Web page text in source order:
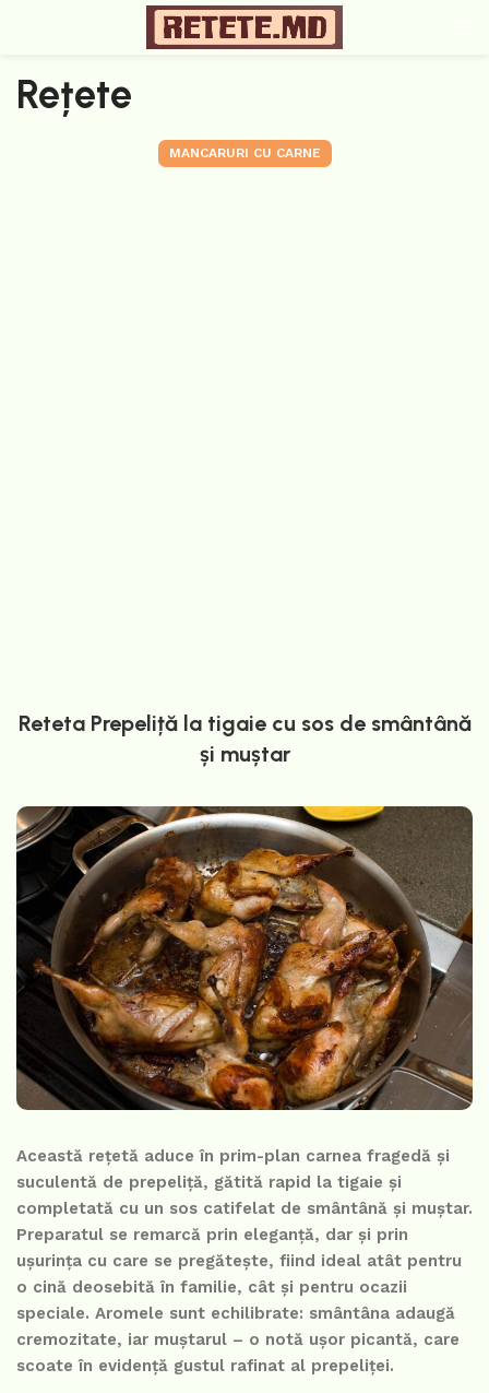
Rețete
MANCARURI CU CARNE
Reteta Prepeliță la tigaie cu sos de smântână
și muștar
Această rețetă aduce în prim-plan carnea fragedă și
suculentă de prepeliță, gătită rapid la tigaie și
completată cu un sos catifelat de smântână și muștar.
Preparatul se remarcă prin eleganță, dar și prin
ușurința cu care se pregătește, fiind ideal atât pentru
o cină deosebită în familie, cât și pentru ocazii
speciale. Aromele sunt echilibrate: smântâna adaugă
cremozitate, iar muștarul – o notă ușor picantă, care
scoate în evidență gustul rafinat al prepeliței.